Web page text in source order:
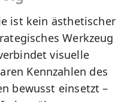
ist kein ästhetischer
Werkzeug
visuelle
Kennzahlen des
bewusst einsetzt –